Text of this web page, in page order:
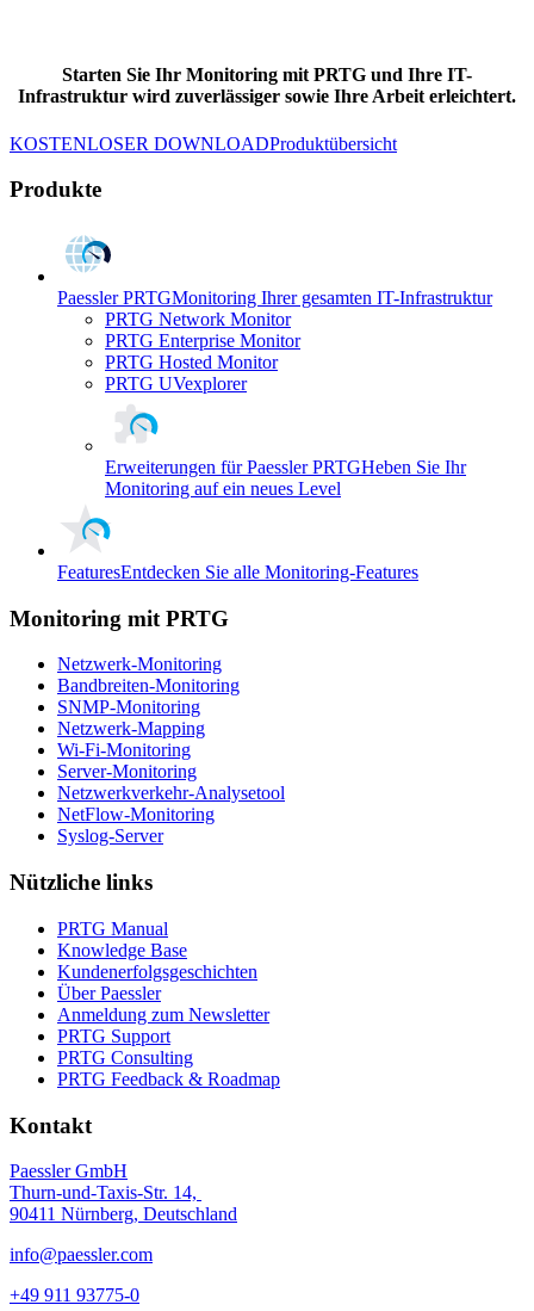
Starten Sie Ihr Monitoring mit PRTG und Ihre IT-
Infrastruktur wird zuverlässiger sowie Ihre Arbeit erleichtert.
KOSTENLOSER DOWNLOADProduktübersicht
Produkte
Paessler PRTGMonitoring Ihrer gesamten IT-Infrastruktur
PRTG Network Monitor
PRTG Enterprise Monitor
PRTG Hosted Monitor
PRTG UVexplorer
Erweiterungen für Paessler PRTGHeben Sie Ihr
Monitoring auf ein neues Level
FeaturesEntdecken Sie alle Monitoring-Features
Monitoring mit PRTG
Netzwerk-Monitoring
Bandbreiten-Monitoring
SNMP-Monitoring
Netzwerk-Mapping
Wi-Fi-Monitoring
Server-Monitoring
Netzwerkverkehr-Analysetool
NetFlow-Monitoring
Syslog-Server
Nützliche links
PRTG Manual
Knowledge Base
Kundenerfolgsgeschichten
Über Paessler
Anmeldung zum Newsletter
PRTG Support
PRTG Consulting
PRTG Feedback & Roadmap
Kontakt
Paessler GmbH
Thurn-und-Taxis-Str. 14,
90411 Nürnberg, Deutschland
info@paessler.com
+49 911 93775-0